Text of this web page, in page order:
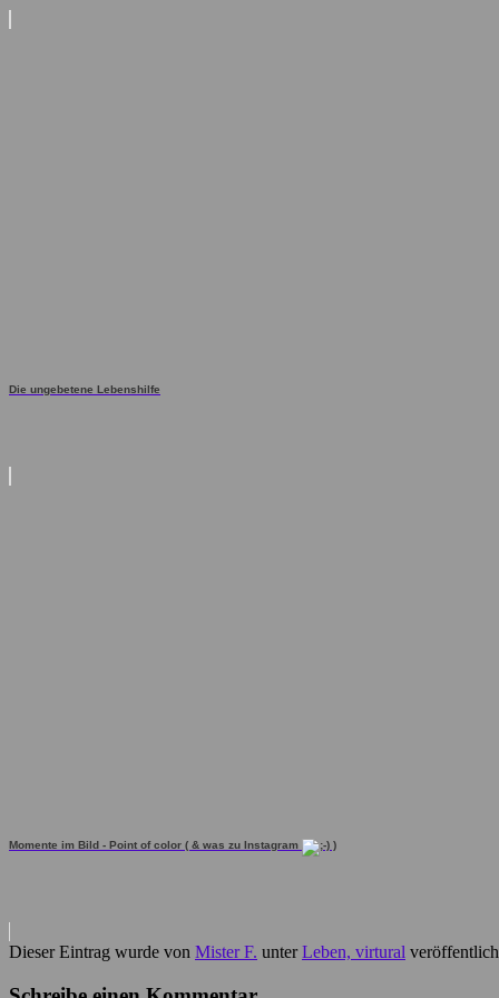
Die ungebetene Lebenshilfe
Momente im Bild - Point of color ( & was zu Instagram )
Dieser Eintrag wurde von Mister F. unterLeben, virtural